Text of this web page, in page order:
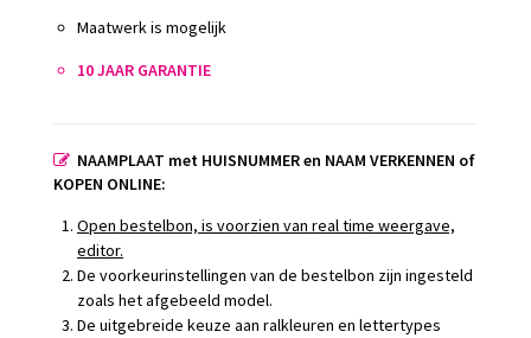
Maatwerk is mogelijk
10 JAAR GARANTIE
NAAMPLAAT met HUISNUMMER en NAAM VERKENNEN of
KOPEN ONLINE:
Open bestelbon, is voorzien van real time weergave,
editor.
De voorkeurinstellingen van de bestelbon zijn ingesteld
zoals het afgebeeld model.
De uitgebreide keuze aan ralkleuren en lettertypes